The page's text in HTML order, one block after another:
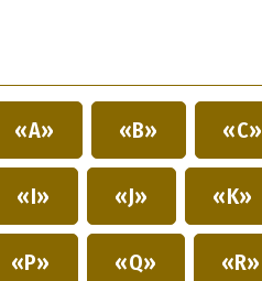
«A» «B» «C»
«I» «J» «K»
«P» «Q» «R»